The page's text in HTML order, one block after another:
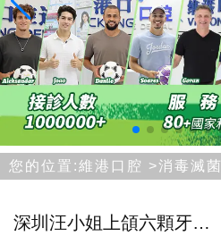
您的位置:維港口腔 >消毒滅菌
深圳汪小姐上頜六顆牙齒